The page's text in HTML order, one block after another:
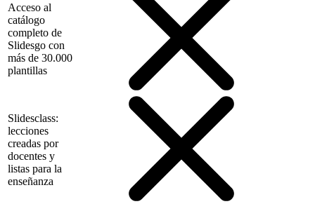
Acceso al
catálogo
completo de
Slidesgo con
más de 30.000
plantillas
Slidesclass:
lecciones
creadas por
docentes y
listas para la
enseñanza